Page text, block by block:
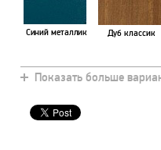
Синий металлик Дуб классик
Венге
Показать больше